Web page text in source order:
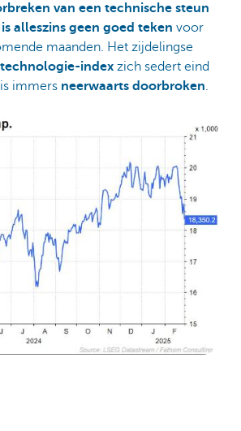
van een technische steun
alleszins geen goed teken voor
maanden. Het zijdelingse
technologie-index zich sedert eind
immers neerwaarts doorbroken.